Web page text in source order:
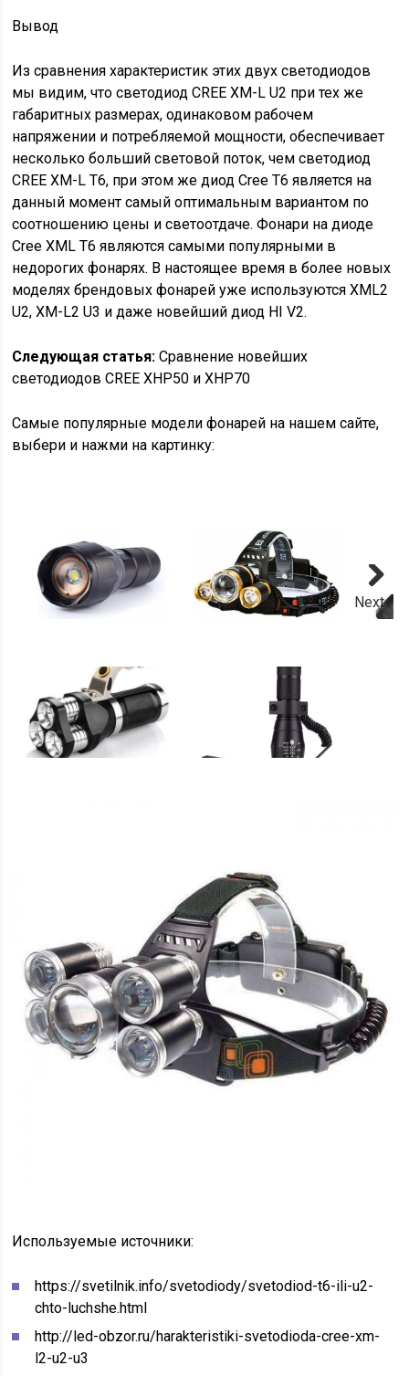
Вывод
Из сравнения характеристик этих двух светодиодов
мы видим, что светодиод CREE XM-L U2 при тех же
габаритных размерах, одинаковом рабочем
напряжении и потребляемой мощности, обеспечивает
несколько больший световой поток, чем светодиод
CREE XM-L T6, при этом же диод Cree T6 является на
данный момент самый оптимальным вариантом по
соотношению цены и светоотдаче. Фонари на диоде
Cree XML T6 являются самыми популярными в
недорогих фонарях. В настоящее время в более новых
моделях брендовых фонарей уже используются XML2
U2, XM-L2 U3 и даже новейший диод HI V2.
Следующая статья: Сравнение новейших
светодиодов CREE XHP50 и XHP70
Самые популярные модели фонарей на нашем сайте,
выбери и нажми на картинку:
Next
Используемые источники:
https://svetilnik.info/svetodiody/svetodiod-t6-ili-u2-
chto-luchshe.html
http://led-obzor.ru/harakteristiki-svetodioda-cree-xm-
l2-u2-u3